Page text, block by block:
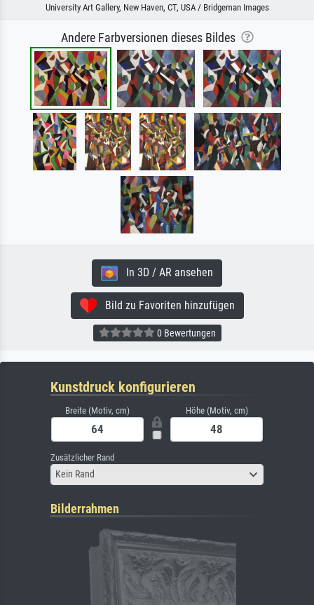
University Art Gallery, New Haven, CT, USA / Bridgeman Images
Andere Farbversionen dieses Bildes
In 3D / AR ansehen
Bild zu Favoriten hinzufügen
0 Bewertungen
Kunstdruck konfigurieren
Breite (Motiv, cm) Höhe (Motiv, cm)
Zusätzlicher Rand
Kein Rand
Bilderrahmen